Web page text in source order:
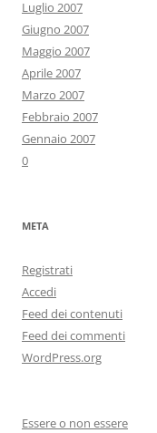
Luglio 2007
Giugno 2007
Maggio 2007
Aprile 2007
Marzo 2007
Febbraio 2007
Gennaio 2007
0
META
Registrati
Accedi
Feed dei contenuti
Feed dei commenti
WordPress.org
Essere o non essere